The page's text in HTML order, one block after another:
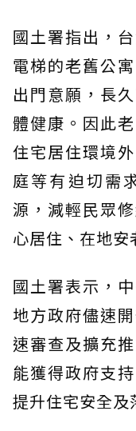
國土署指出，
電梯的老舊公
出門意願，長
體健康。因此
住宅居住環境
庭等有迫切需
源，減輕民眾
心居住、在地安
國土署表示，
地方政府儘速
速審查及擴充
能獲得政府支
提升住宅安全及